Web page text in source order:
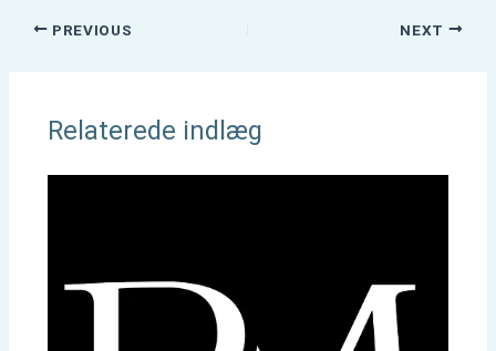
PREVIOUS NEXT
Relaterede indlæg